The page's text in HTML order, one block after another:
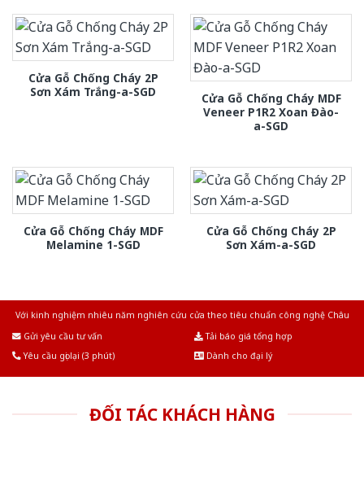
Cửa Gỗ Chống Cháy 2P
Sơn Xám Trắng-a-SGD
Cửa Gỗ Chống Cháy MDF
Veneer P1R2 Xoan Đào-
a-SGD
Cửa Gỗ Chống Cháy MDF
Melamine 1-SGD
Cửa Gỗ Chống Cháy 2P
Sơn Xám-a-SGD
Với kinh nghiệm nhiêu năm nghiên cứu cửa theo tiêu chuẩn công nghệ Châu
Gửi yêu cầu tư vấn
Tải báo giá tổng hợp
Yêu cầu gọi lại (3 phút)
Dành cho đại lý
ĐỐI TÁC KHÁCH HÀNG